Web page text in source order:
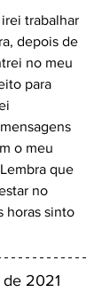
trabalhar
depois de
no meu
para
o meu
que
no
horas sinto
2021